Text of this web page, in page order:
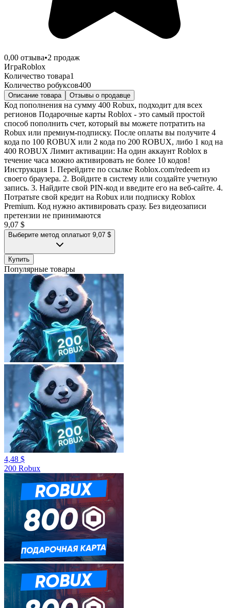
0,00 отзыва•2 продаж
ИграRoblox
Количество товара1
Количество робуксов400
Описание товара Отзывы о продавце
Код пополнения на сумму 400 Robux, подходит для всех
регионов Подарочные карты Roblox - это самый простой
способ пополнить счет, который вы можете потратить на
Robux или премиум-подписку. После оплаты вы получите 4
кода по 100 ROBUX или 2 кода по 200 ROBUX, либо 1 код на
400 ROBUX Лимит активации: На один аккаунт Roblox в
течение часа можно активировать не более 10 кодов!
Инструкция 1. Перейдите по ссылке Roblox.com/redeem из
своего браузера. 2. Войдите в систему или создайте учетную
запись. 3. Найдите свой PIN-код и введите его на веб-сайте. 4.
Потратьте свой кредит на Robux или подписку Roblox
Premium. Код нужно активировать сразу. Без видеозаписи
претензии не принимаются
9,07 $
Выберите метод оплатыот 9,07 $
Купить
Популярные товары
4,48 $
200 Robux